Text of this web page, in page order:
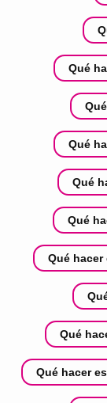
Qué
Qué
Qué
Qué
Qué
Qué
Qué hacer